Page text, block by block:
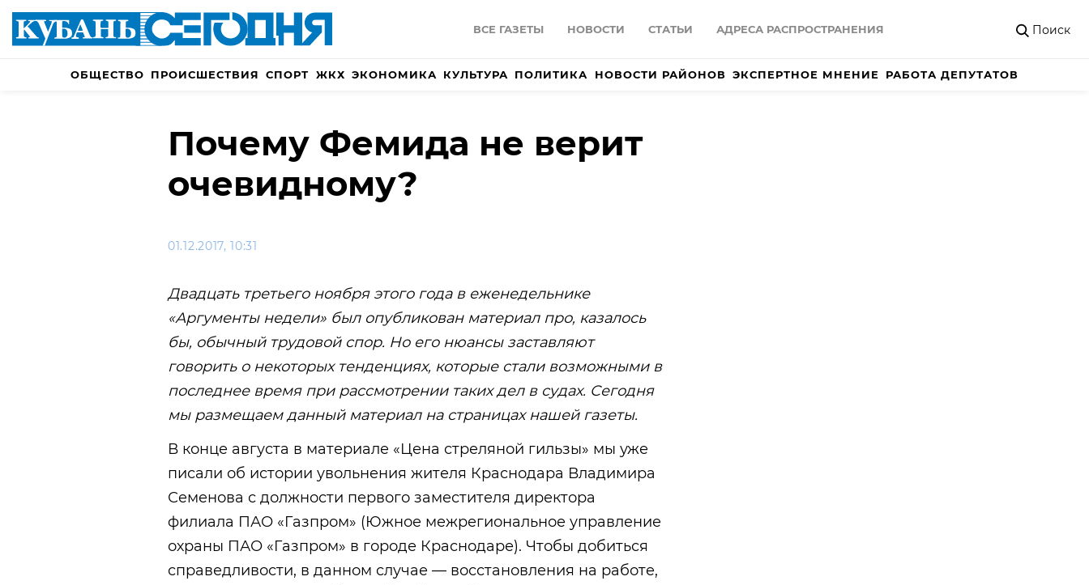
ВСЕ ГАЗЕТЫ НОВОСТИ СТАТЬИ АДРЕСА РАСПРОСТРАНЕНИЯ Поиск
ОБЩЕСТВО ПРОИСШЕСТВИЯ СПОРТ ЖКХ ЭКОНОМИКА КУЛЬТУРА ПОЛИТИКА НОВОСТИ РАЙОНОВ ЭКСПЕРТНОЕ МНЕНИЕ РАБОТА ДЕПУТАТОВ
Почему Фемида не верит
очевидному?
01.12.2017, 10:31
Двадцать третьего ноября этого года в еженедельнике
«Аргументы недели» был опубликован материал про, казалось
бы, обычный трудовой спор. Но его нюансы заставляют
говорить о некоторых тенденциях, которые стали возможными в
последнее время при рассмотрении таких дел в судах. Сегодня
мы размещаем данный материал на страницах нашей газеты.
В конце августа в материале «Цена стреляной гильзы» мы уже
писали об истории увольнения жителя Краснодара Владимира
Семенова с должности первого заместителя директора
филиала ПАО «Газпром» (Южное межрегиональное управление
охраны ПАО «Газпром» в городе Краснодаре). Чтобы добиться
справедливости, в данном случае — восстановления на работе,